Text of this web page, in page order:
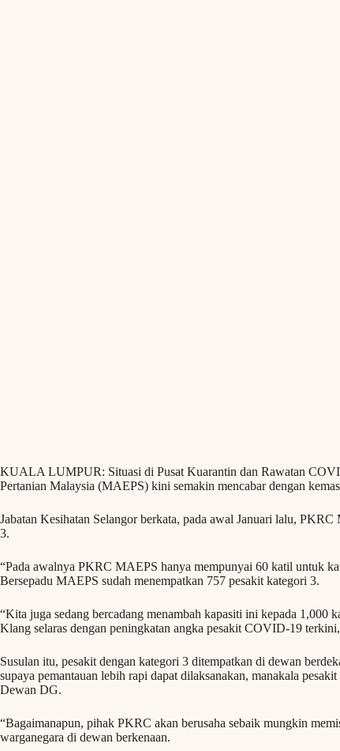
KUALA LUMPUR: Situasi di Pusat Kuarantin dan Rawatan
Pertanian Malaysia (MAEPS) kini semakin mencabar dengan
Jabatan Kesihatan Selangor berkata, pada awal Januari lalu,
3.
“Pada awalnya PKRC MAEPS hanya mempunyai 60 katil untuk
Bersepadu MAEPS sudah menempatkan 757 pesakit kategori 3.
“Kita juga sedang bercadang menambah kapasiti ini kepada 1,000
Klang selaras dengan peningkatan angka pesakit COVID-19
Susulan itu, pesakit dengan kategori 3 ditempatkan di dewan
supaya pemantauan lebih rapi dapat dilaksanakan, manakala
Dewan DG.
“Bagaimanapun, pihak PKRC akan berusaha sebaik mungkin
warganegara di dewan berkenaan.